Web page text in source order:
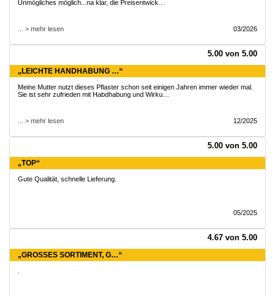
Unmögliches möglich...na klar, die Preisentwick…
... > mehr lesen 03/2026
5.00 von 5.00
„LEICHTE HANDHABUNG …“
Meine Mutter nutzt dieses Pflaster schon seit einigen Jahren immer wieder mal.
Sie ist sehr zufrieden mit Habdhabung und Wirku…
... > mehr lesen 12/2025
5.00 von 5.00
„TOP“
Gute Qualität, schnelle Lieferung.
05/2025
4.67 von 5.00
„GROSSES SORTIMENT, G…“